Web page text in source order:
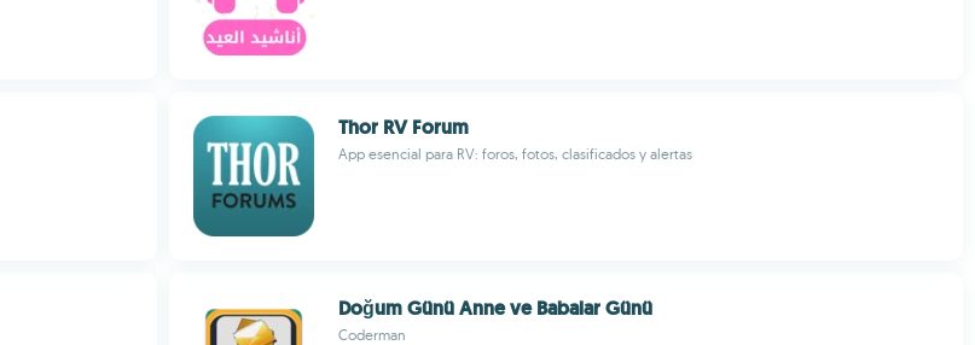
Thor RV Forum
App esencial para RV: foros, fotos, clasificados y alertas
Doğum Günü Anne ve Babalar Günü
Coderman